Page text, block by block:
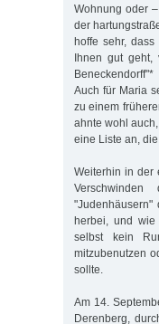
Wohnung oder
der
hoffe sehr,
Ihnen gut geht,
Beneckendorff"*
Auch für Maria
zu einem
ahnte wohl
eine Liste an,
Weiterhin in der
"Judenhäusern"
herbei, und wie
selbst kein
mitzubenutzen
sollte.
Am 14.
Derenberg,